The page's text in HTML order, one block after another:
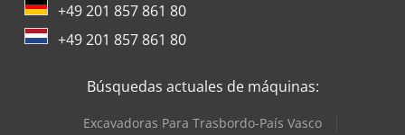
+49 201 857 861 80
+49 201 857 861 80
Búsquedas actuales de máquinas:
Excavadoras Para Trasbordo-País Vasco